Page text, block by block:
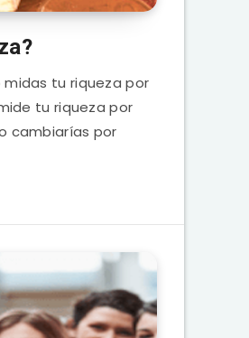
midas tu riqueza por
tu riqueza por
cambiarías por